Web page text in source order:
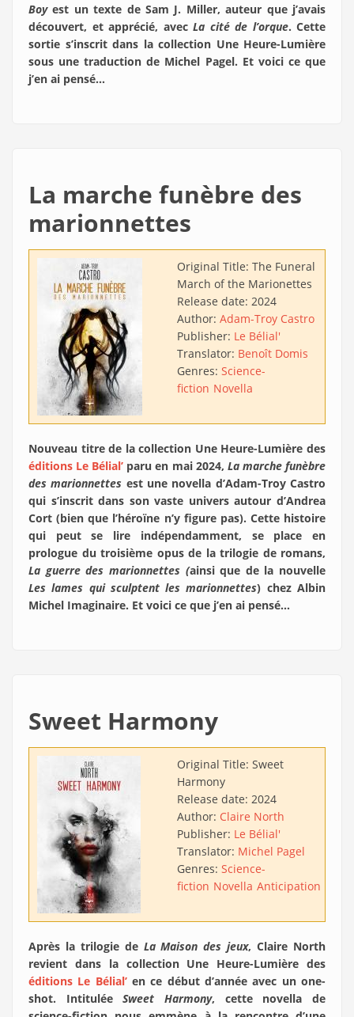
Boyest un texte de Sam J. Miller, auteur que j’avais
découvert, et apprécié, avec La cité de l’orque. Cette
sortie s’inscrit dans la collection Une Heure-Lumière
sous une traduction de Michel Pagel. Et voici ce que
j’en ai pensé…
La marche funèbre des
marionnettes
Original Title: The Funeral
March of the Marionettes
Release date: 2024
Author: Adam-Troy Castro
Publisher: Le Bélial'
Translator: Benoît Domis
Genres: Science-
fiction Novella
Nouveau titre de la collection Une Heure-Lumière des
éditions Le Bélial’ paru en mai 2024, La marche funèbre
des marionnettes est une novella d’Adam-Troy Castro
qui s’inscrit dans son vaste univers autour d’Andrea
Cort (bien que l’héroïne n’y figure pas). Cette histoire
qui peut se lire indépendamment, se place en
prologue du troisième opus de la trilogie de romans,
La guerre des marionnettes (ainsi que de la nouvelle
Les lames qui sculptent les marionnettes) chez Albin
Michel Imaginaire. Et voici ce que j’en ai pensé…
Sweet Harmony
Original Title: Sweet
Harmony
Release date: 2024
Author: Claire North
Publisher: Le Bélial'
Translator: Michel Pagel
Genres: Science-
fiction Novella Anticipation
Après la trilogie de La Maison des jeux, Claire North
revient dans la collection Une Heure-Lumière des
éditions Le Bélial’en ce début d’année avec un one-
shot. IntituléeSweet Harmony, cette novella de